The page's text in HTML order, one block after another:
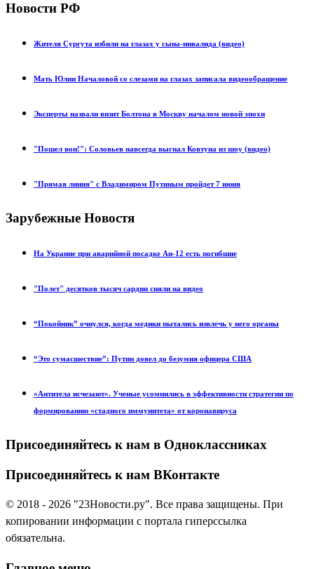
Новости РФ
Жителя Сургута избили на глазах у сына-инвалида (видео)
Мать Юлии Началовой со слезами на глазах записала видеообращение
Эксперты назвали визит Болтона в Москву началом новой эпохи
"Пошел вон!": Соловьев навсегда выгнал Ковтуна из шоу (видео)
"Прямая линия" с Владимиром Путиным пройдет 7 июня
Зарубежные Новостя
На Украине при аварийной посадке Ан-12 есть погибшие
"Полет" десятков тысяч сардин сняли на видео
“Покойник” очнулся, когда медики пытались извлечь у него органы
“Это сумасшествие”: Путин довел до безумия офицера США
«Антитела исчезают». Ученые усомнились в эффективности стратегии по
формированию «стадного иммунитета» от коронавируса
Присоединяйтесь к нам в Одноклассниках
Присоединяйтесь к нам ВКонтакте
© 2018 - 2026 "23Новости.ру". Все права защищены. При
копировании информации с портала гиперссылка
обязательна.